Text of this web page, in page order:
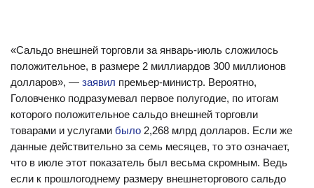
«Сальдо внешней торговли за январь-июль сложилось
положительное, в размере 2 миллиардов 300 миллионов
долларов», — заявил премьер-министр. Вероятно,
Головченко подразумевал первое полугодие, по итогам
которого положительное сальдо внешней торговли
товарами и услугами было 2,268 млрд долларов. Если же
данные действительно за семь месяцев, то это означает,
что в июле этот показатель был весьма скромным. Ведь
если к прошлогоднему размеру внешнеторгового сальдо